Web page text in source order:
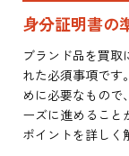
身分証明書の
ブランド品を買取
れた必須事項です
めに必要なもので
ーズに進めること
ポイントを詳しく